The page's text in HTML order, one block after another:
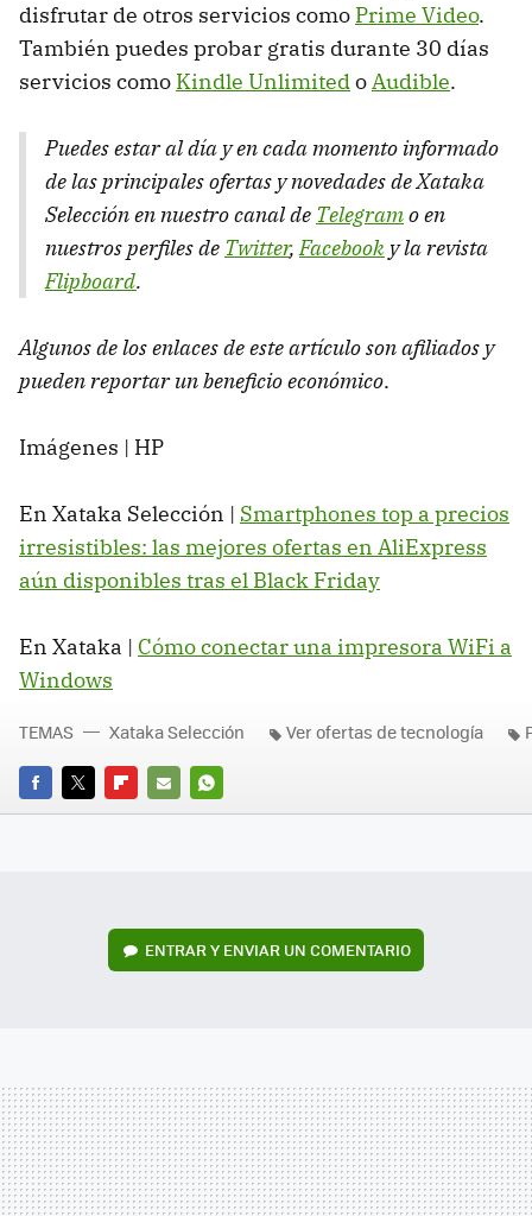
disfrutar de otros servicios como Prime Video.
También puedes probar gratis durante 30 días
servicios como Kindle UnlimitedoAudible.
Puedes estar al día y en cada momento informado
de las principales ofertas y novedades de Xataka
Selección en nuestro canal de Telegramo en
nuestros perfiles de Twitter,Facebook y la revista
Flipboard.
Algunos de los enlaces de este artículo son afiliados y
pueden reportar un beneficio económico.
Imágenes | HP
En Xataka Selección | Smartphones top a precios
irresistibles: las mejores ofertas en AliExpress
aún disponibles tras el Black Friday
En Xataka | Cómo conectar una impresora WiFi a
Windows
FACEBOOK
TWITTERFLIPBOARD
E-
WHATSAPP
TEMAS Xataka Selección Ver ofertas de tecnología
ENTRAR Y ENVIAR UN COMENTARIO